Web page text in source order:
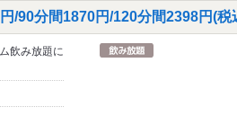
/90分間1870円/120分間2398円(税
飲み放題に